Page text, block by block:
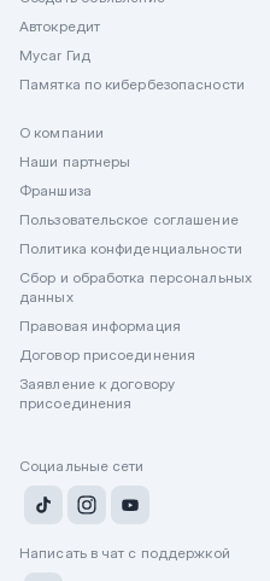
Автокредит
Mycar Гид
Памятка по кибербезопасности
О компании
Наши партнеры
Франшиза
Пользовательское соглашение
Политика конфиденциальности
Сбор и обработка персональных
данных
Правовая информация
Договор присоединения
Заявление к договору
присоединения
Социальные сети
Написать в чат с поддержкой